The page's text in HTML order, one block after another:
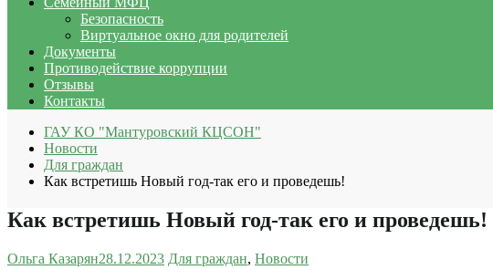
Безопасность
Виртуальное окно для родителей
Документы
Противодействие коррупции
Отзывы
Контакты
ГАУ КО "Мантуровский КЦСОН"
Новости
Для граждан
Как встретишь Новый год-так его и проведешь!
Как встретишь Новый год-так его и проведешь!
Ольга Казарян28.12.2023 Для граждан, Новости